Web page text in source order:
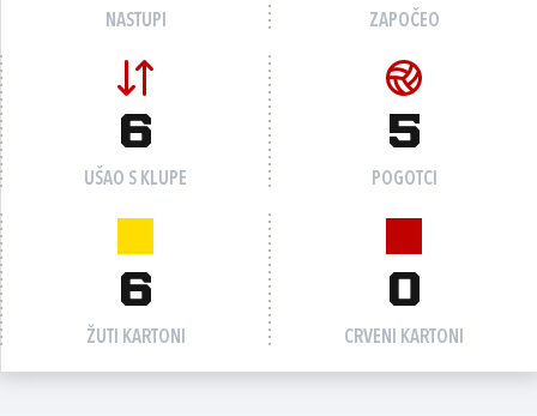
NASTUPI ZAPOČEO
6
UŠAO S KLUPE
5
POGOTCI
6
ŽUTI KARTONI
0
CRVENI KARTONI